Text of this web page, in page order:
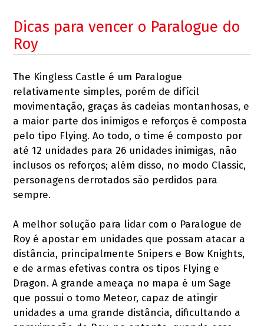
Dicas para vencer o Paralogue do
Roy
The Kingless Castle é um Paralogue
relativamente simples, porém de difícil
movimentação, graças às cadeias montanhosas, e
a maior parte dos inimigos e reforços é composta
pelo tipo Flying. Ao todo, o time é composto por
até 12 unidades para 26 unidades inimigas, não
inclusos os reforços; além disso, no modo Classic,
personagens derrotados são perdidos para
sempre.
A melhor solução para lidar com o Paralogue de
Roy é apostar em unidades que possam atacar a
distância, principalmente Snipers e Bow Knights,
e de armas efetivas contra os tipos Flying e
Dragon. A grande ameaça no mapa é um Sage
que possui o tomo Meteor, capaz de atingir
unidades a uma grande distância, dificultando a